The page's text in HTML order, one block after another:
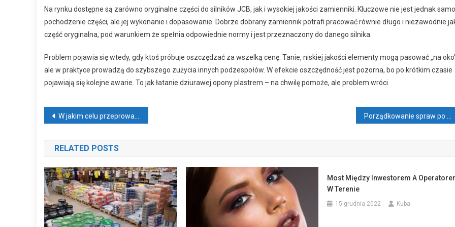
Na rynku dostępne są zarówno oryginalne części do silników JCB, jak i wysokiej jakości zamienniki. Kluczowe nie jest jednak samo
pochodzenie części, ale jej wykonanie i dopasowanie. Dobrze dobrany zamiennik potrafi pracować równie długo i niezawodnie
część oryginalna, pod warunkiem że spełnia odpowiednie normy i jest przeznaczony do danego silnika.
Problem pojawia się wtedy, gdy ktoś próbuje oszczędzać za wszelką cenę. Tanie, niskiej jakości elementy mogą pasować „na
ale w praktyce prowadzą do szybszego zużycia innych podzespołów. W efekcie oszczędność jest pozorna, bo po krótkim czasie
pojawiają się kolejne awarie. To jak łatanie dziurawej opony plastrem – na chwilę pomoże, ale problem wróci.
Nawigacja wpisu
W jakim celu przeprowadza się skanowanie 3d?
RELATED POSTS
Most Między Inwestorem A
W Terenie
15 grudnia 2022 Kuba